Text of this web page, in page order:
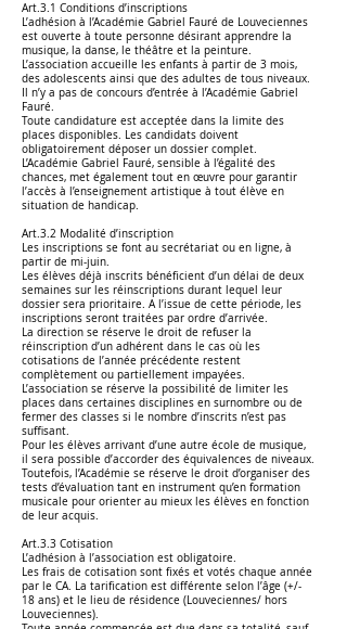
Art.3.1 Conditions d’inscriptions
L’adhésion à l’Académie Gabriel Fauré de Louveciennes
est ouverte à toute personne désirant apprendre la
musique, la danse, le théâtre et la peinture.
L’association accueille les enfants à partir de 3 mois,
des adolescents ainsi que des adultes de tous niveaux.
Il n’y a pas de concours d’entrée à l’Académie Gabriel
Fauré.
Toute candidature est acceptée dans la limite des
places disponibles. Les candidats doivent
obligatoirement déposer un dossier complet.
L’Académie Gabriel Fauré, sensible à l’égalité des
chances, met également tout en œuvre pour garantir
l’accès à l’enseignement artistique à tout élève en
situation de handicap.
Art.3.2 Modalité d’inscription
Les inscriptions se font au secrétariat ou en ligne, à
partir de mi-juin.
Les élèves déjà inscrits bénéficient d’un délai de deux
semaines sur les réinscriptions durant lequel leur
dossier sera prioritaire. A l’issue de cette période, les
inscriptions seront traitées par ordre d’arrivée.
La direction se réserve le droit de refuser la
réinscription d’un adhérent dans le cas où les
cotisations de l’année précédente restent
complètement ou partiellement impayées.
L’association se réserve la possibilité de limiter les
places dans certaines disciplines en surnombre ou de
fermer des classes si le nombre d’inscrits n’est pas
suffisant.
Pour les élèves arrivant d’une autre école de musique,
il sera possible d’accorder des équivalences de niveaux.
Toutefois, l’Académie se réserve le droit d’organiser des
tests d’évaluation tant en instrument qu’en formation
musicale pour orienter au mieux les élèves en fonction
de leur acquis.
Art.3.3 Cotisation
L’adhésion à l’association est obligatoire.
Les frais de cotisation sont fixés et votés chaque année
par le CA. La tarification est différente selon l’âge (+/-
18 ans) et le lieu de résidence (Louveciennes/ hors
Louveciennes).